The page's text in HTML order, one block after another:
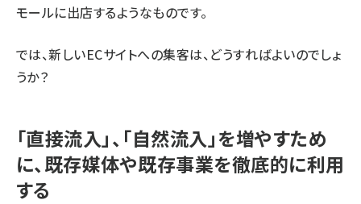
モールに出店するようなものです。
では、新しいECサイトへの集客は、どうすればよいのでしょ
うか？
「直接流入」、「自然流入」を増やすため
に、既存媒体や既存事業を徹底的に利用
する